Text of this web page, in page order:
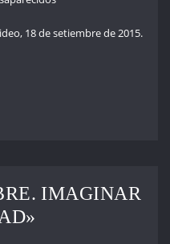
18 de setiembre de 2015.
IMAGINAR